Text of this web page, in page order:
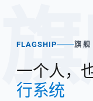
FLAGSHIP 旗舰
一个人，
行系统